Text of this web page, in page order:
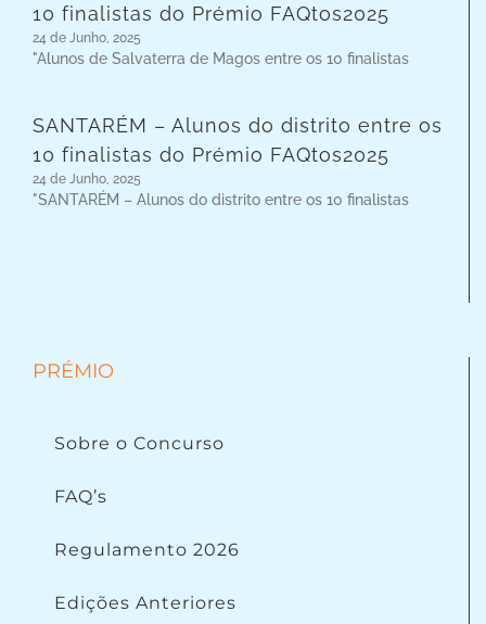
10 finalistas do Prémio FAQtos2025
24 de Junho, 2025
"Alunos de Salvaterra de Magos entre os 10 finalistas
SANTARÉM – Alunos do distrito entre os
10 finalistas do Prémio FAQtos2025
24 de Junho, 2025
"SANTARÉM – Alunos do distrito entre os 10 finalistas
PRÉMIO
Sobre o Concurso
FAQ’s
Regulamento 2026
Edições Anteriores